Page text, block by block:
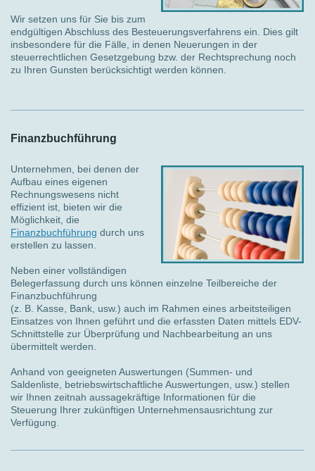
Wir setzen uns für Sie bis zum
endgültigen Abschluss des Besteuerungsverfahrens ein. Dies gilt
insbesondere für die Fälle, in denen Neuerungen in der
steuerrechtlichen Gesetzgebung bzw. der Rechtsprechung noch
zu Ihren Gunsten berücksichtigt werden können.
Finanzbuchführung
Unternehmen, bei denen der
Aufbau eines eigenen
Rechnungswesens nicht
effizient ist, bieten wir die
Möglichkeit, die
Finanzbuchführung durch uns
erstellen zu lassen.
Neben einer vollständigen
Belegerfassung durch uns können einzelne Teilbereiche der
Finanzbuchführung
(z. B. Kasse, Bank, usw.) auch im Rahmen eines arbeitsteiligen
Einsatzes von Ihnen geführt und die erfassten Daten mittels EDV-
Schnittstelle zur Überprüfung und Nachbearbeitung an uns
übermittelt werden.
Anhand von geeigneten Auswertungen (Summen- und
Saldenliste, betriebswirtschaftliche Auswertungen, usw.) stellen
wir Ihnen zeitnah aussagekräftige Informationen für die
Steuerung Ihrer zukünftigen Unternehmensausrichtung zur
Verfügung.